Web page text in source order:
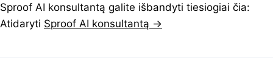
Sproof AI konsultantą galite išbandyti tiesiogiai čia:
Atidaryti Sproof AI konsultantą →